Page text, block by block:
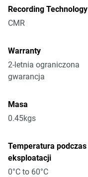
Recording Technology
CMR
Warranty
2-letnia ograniczona
gwarancja
Masa
0.45kgs
Temperatura podczas
eksploatacji
0°C to 60°C